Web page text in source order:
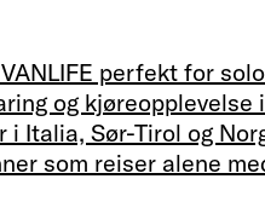
perfekt for
og kjøreopplevelse
i Italia, Sør-Tirol og
som reiser alene